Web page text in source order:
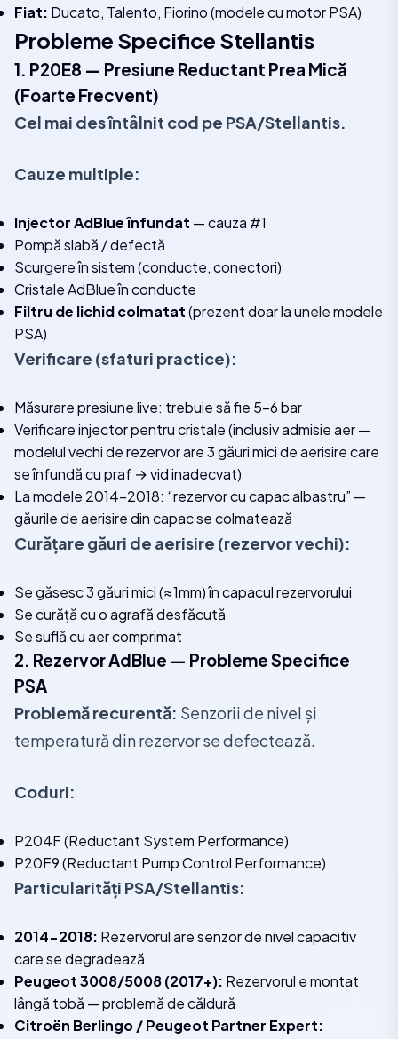
Fiat: Ducato, Talento, Fiorino (modele cu motor PSA)
Probleme Specifice Stellantis
1. P20E8 — Presiune Reductant Prea Mică
(Foarte Frecvent)
Cel mai des întâlnit cod pe PSA/Stellantis.
Cauze multiple:
Injector AdBlue înfundat — cauza #1
Pompă slabă / defectă
Scurgere în sistem (conducte, conectori)
Cristale AdBlue în conducte
Filtru de lichid colmatat(prezent doar la unele modele
PSA)
Verificare (sfaturi practice):
Măsurare presiune live: trebuie să fie 5-6 bar
Verificare injector pentru cristale (inclusiv admisie aer —
modelul vechi de rezervor are 3 găuri mici de aerisire care
se înfundă cu praf → vid inadecvat)
La modele 2014-2018: “rezervor cu capac albastru” —
găurile de aerisire din capac se colmatează
Curățare găuri de aerisire (rezervor vechi):
Se găsesc 3 găuri mici (≈1mm) în capacul rezervorului
Se curăță cu o agrafă desfăcută
Se suflă cu aer comprimat
2. Rezervor AdBlue — Probleme Specifice
PSA
Problemă recurentă: Senzorii de nivel și
temperatură din rezervor se defectează.
Coduri:
P204F (Reductant System Performance)
P20F9 (Reductant Pump Control Performance)
Particularități PSA/Stellantis:
2014-2018: Rezervorul are senzor de nivel capacitiv
care se degradează
Peugeot 3008/5008 (2017+): Rezervorul e montat
lângă tobă — problemă de căldură
Citroën Berlingo / Peugeot Partner Expert: